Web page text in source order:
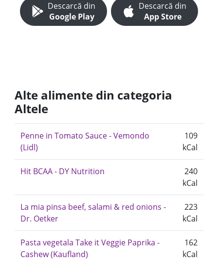
Descarcă din
Google Play
Descarcă din
App Store
Alte alimente din categoria
Altele
Penne in Tomato Sauce - Vemondo
(Lidl)
109
kCal
Hit BCAA - DY Nutrition
240
kCal
La mia pinsa beef, salami & red onions -
Dr. Oetker
223
kCal
Pasta vegetala Take it Veggie Paprika -
Cashew (Kaufland)
162
kCal